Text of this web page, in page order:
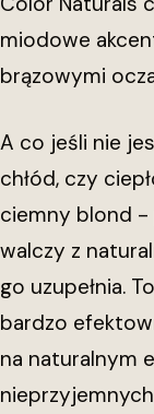
miodowe
brązowymi
A co jeśli nie
chłód, czy
ciemny blond -
walczy z
go uzupełnia.
bardzo
na naturalnym